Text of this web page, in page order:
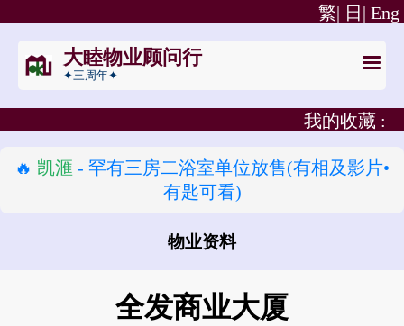
Eng
日|
繁|
大睦物业顾问行
✦三周年✦
我的收藏 :
🔥 凯滙 - 罕有三房二浴室单位放售(有相及影片•
有匙可看)
物业资料
全发商业大厦